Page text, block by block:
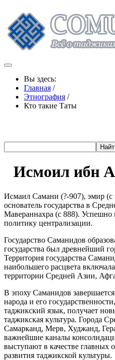
Вы здесь:
Главная /
Этнография /
Кто такие Таты
Исмоил ибн
Исмаил Самани (?-907), эмир (с
основатель государства в
Мавераннахра (с 888).
политику централизации.
Государство Саманидов
государства был древнейший
Территория государства
наибольшего расцвета
территории Средней Азии,
В эпоху Саманидов
народа и его
таджикский язык, получает
таджикская культура. Города
Самарканд, Мерв, Худжанд,
важнейшие каналы
выступают в качестве главных
развития таджикской культуры.